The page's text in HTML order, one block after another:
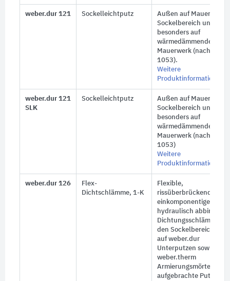
weber.dur 121 Sockelleichtputz
Außen auf Mauerwerk,
Sockelbereich und
besonders auf
wärmedämmendem
Mauerwerk (nach DIN
1053).
Weitere
Produktinformationen
weber.dur 121
SLK
Sockelleichtputz
Außen auf Mauerwerk,
Sockelbereich und
besonders auf
wärmedämmendem
Mauerwerk (nach DIN
1053)
Weitere
Produktinformationen
weber.dur 126
Flex-
Dichtschlämme, 1-K
Flexible,
rissüberbrückende,
einkomponentige,
hydraulisch
Dichtungsschlämme für
den Sockelbereich,
auf weber.dur
Unterputzen sowie
weber.therm
Armierungsmörtel. Das
aufgebrachte